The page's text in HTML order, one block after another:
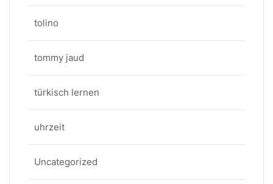
tolino
tommy jaud
türkisch lernen
uhrzeit
Uncategorized